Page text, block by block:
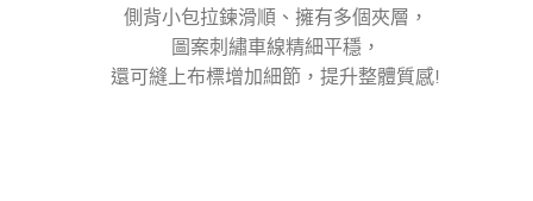
側背小包拉鍊滑順、擁有多個夾層，
圖案刺繡車線精細平穩，
還可縫上布標增加細節，提升整體質感!